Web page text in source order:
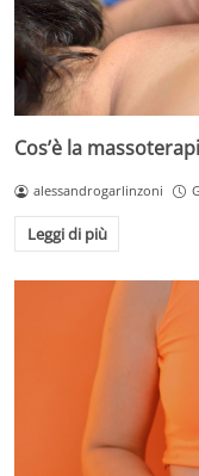
Cos’è la
alessandrogarlinzoni
Leggi di più